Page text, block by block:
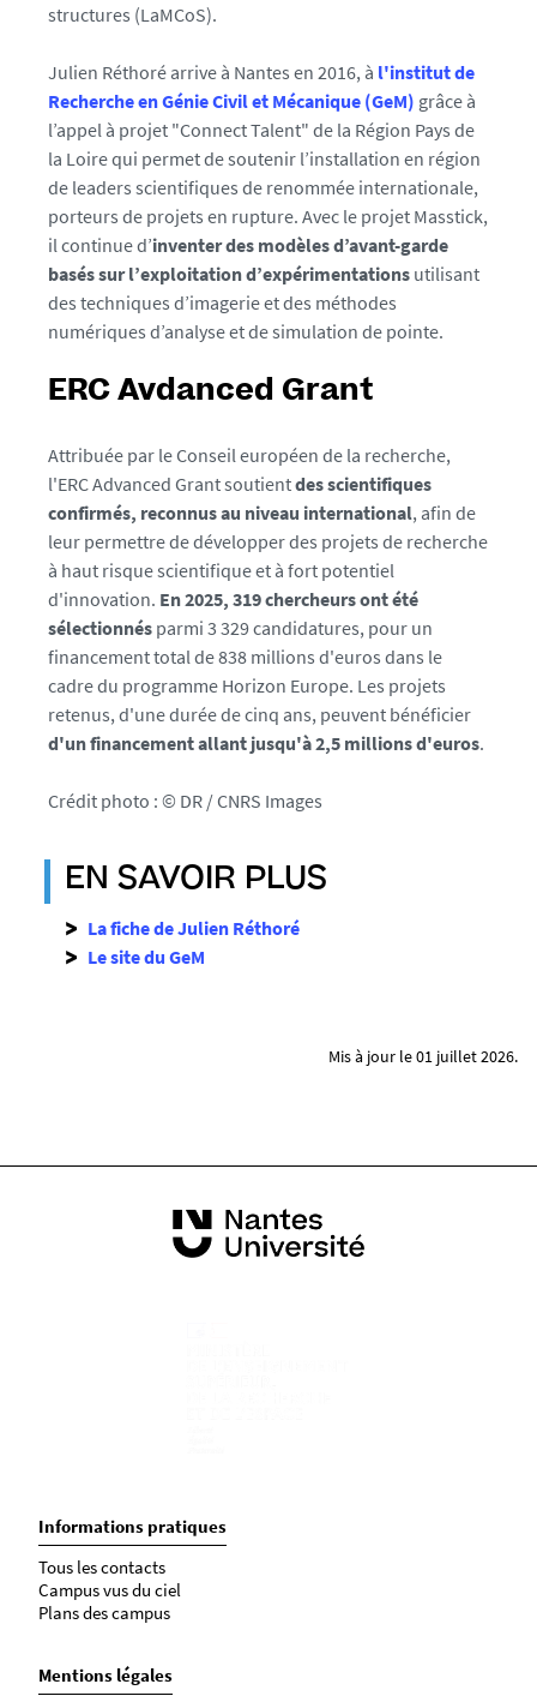
9
7
2
structures (LaMCoS).
Julien Réthoré arrive à Nantes en 2016, à l'institut de
Recherche en Génie Civil et Mécanique (GeM) grâce à
l’appel à projet "Connect Talent" de la Région Pays de
la Loire qui permet de soutenir l’installation en région
de leaders scientifiques de renommée internationale,
porteurs de projets en rupture. Avec le projet Masstick,
il continue d’inventer des modèles d’avant-garde
basés sur l’exploitation d’expérimentations utilisant
des techniques d’imagerie et des méthodes
numériques d’analyse et de simulation de pointe.
ERC Avdanced Grant
Attribuée par le Conseil européen de la recherche,
l'ERC Advanced Grant soutientdes scientifiques
confirmés, reconnus au niveau international, afin de
leur permettre de développer des projets de recherche
à haut risque scientifique et à fort potentiel
d'innovation. En 2025, 319 chercheurs ont été
sélectionnés parmi 3 329 candidatures, pour un
financement total de 838 millions d'euros dans le
cadre du programme Horizon Europe. Les projets
retenus, d'une durée de cinq ans, peuvent bénéficier
d'un financement allant jusqu'à 2,5 millions d'euros.
Crédit photo : © DR / CNRS Images
EN SAVOIR PLUS
La fiche de Julien Réthoré
Le site du GeM
Mis à jour le 01 juillet 2026.
Informations pratiques
Tous les contacts
Campus vus du ciel
Plans des campus
Mentions légales